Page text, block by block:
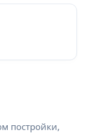
постройки,